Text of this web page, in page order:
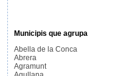
Municipis que agrupa
Abella de la Conca
Abrera
Agramunt